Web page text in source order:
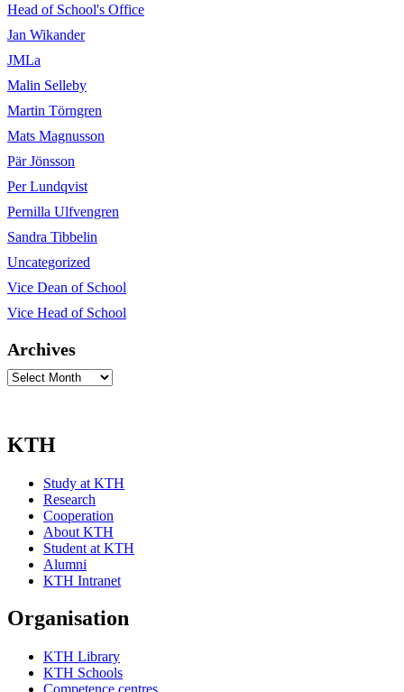
Head of School's Office
Jan Wikander
JMLa
Malin Selleby
Martin Törngren
Mats Magnusson
Pär Jönsson
Per Lundqvist
Pernilla Ulfvengren
Sandra Tibbelin
Uncategorized
Vice Dean of School
Vice Head of School
Archives
Archives
KTH
Study at KTH
Research
Cooperation
About KTH
Student at KTH
Alumni
KTH Intranet
Organisation
KTH Library
KTH Schools